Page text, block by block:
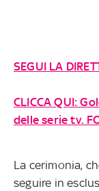
SEGUI LA
CLICCA QUI:
delle serie tv.
La cerimonia,
seguire in